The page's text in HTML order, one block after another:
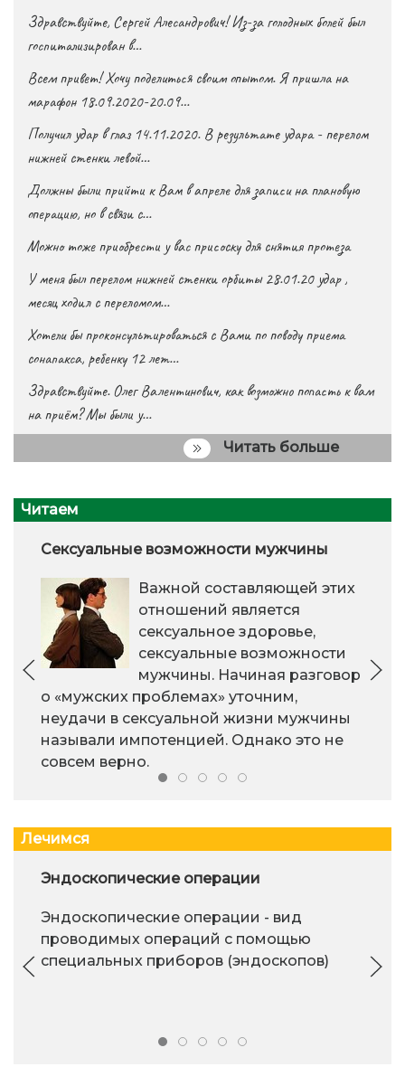
Здравствуйте, Сергей Алесандрович! Из-за голодных болей был
госпитализирован в…
Всем привет! Хочу поделиться своим опытом. Я пришла на
марафон 18.09.2020-20.09…
Получил удар в глаз 14.11.2020. В результате удара - перелом
нижней стенки левой…
Должны были прийти к Вам в апреле для записи на плановую
операцию, но в связи с…
Можно тоже приобрести у вас присоску для снятия протеза
У меня был перелом нижней стенки орбиты 28.01.20 удар ,
месяц ходил с переломом…
Хотели бы проконсультироваться с Вами по поводу приема
сонапакса, ребенку 12 лет…
Здравствуйте. Олег Валентинович, как возможно попасть к вам
на приём? Мы были у…
Читать больше
Читаем
Сексуальные возможности мужчины
Важной составляющей этих
отношений является
сексуальное здоровье,
сексуальные возможности
мужчины. Начиная разговор
о «мужских проблемах» уточним,
неудачи в сексуальной жизни мужчины
называли импотенцией. Однако это не
совсем верно.
Лечимся
Эндоскопические операции
Эндоскопические операции - вид
проводимых операций с помощью
специальных приборов (эндоскопов)